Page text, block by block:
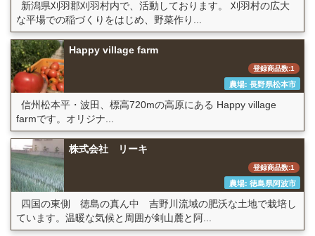
新潟県刈羽郡刈羽村内で、活動しております。 刈羽村の広大
な平場での稲づくりをはじめ、野菜作り...
Happy village farm
登録商品数:1
農場: 長野県松本市
信州松本平・波田、標高720mの高原にある Happy village
farmです。オリジナ...
株式会社 リーキ
登録商品数:1
農場: 徳島県阿波市
四国の東側 徳島の真ん中 吉野川流域の肥沃な土地で栽培し
ています。温暖な気候と周囲が剣山麓と阿...